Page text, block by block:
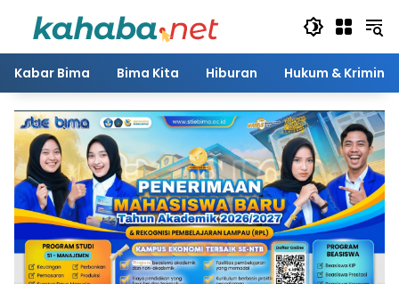
Kabar Bima Bima Kita Hiburan Hukum & Kriminal